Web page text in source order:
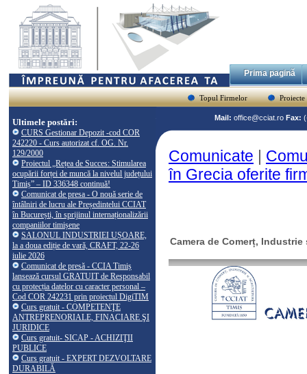
Prima pagină
Topul Firmelor Proiecte
Ultimele postări:
CURS Gestionar Depozit -cod COR
242220 - Curs autorizat cf. OG. Nr.
129/2000
Proiectul „Rețea de Succes: Stimularea
ocupării forței de muncă la nivelul județului
Timiș” – ID 336348 continuă!
Comunicat de presa - O nouă serie de
întâlniri de lucru ale Președintelui CCIAT
în București, în sprijinul internaționalizării
companiilor timișene
SALONUL INDUSTRIEI UȘOARE,
la a doua ediție de vară, CRAFT, 22-26
iulie 2026
Comunicat de presă - CCIA Timiș
lansează cursul GRATUIT de Responsabil
cu protecția datelor cu caracter personal –
Cod COR 242231 prin proiectul DigiTIM
Curs gratuit - COMPETENŢE
ANTREPRENORIALE, FINACIARE ŞI
JURIDICE
Curs gratuit- SICAP - ACHIZIŢII
PUBLICE
Curs gratuit - EXPERT DEZVOLTARE
DURABILĂ
Mail: office@cciat.ro Fax:
Comunicate |
în Grecia oferite
Camera de Comerț,